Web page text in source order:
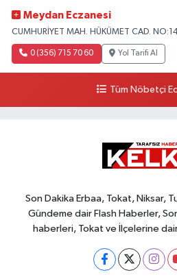
Meydan Eczanesi
CUMHURİYET MAH. HÜKÜMET CAD.
0 (356) 715 70 60 Yol Tarifi Al
Tüm Nöbetçi
Son Dakika Erbaa, Tokat, Niksar,
Gündeme dair Flash Haberler,
haberleri, Tokat ve İlçelerine